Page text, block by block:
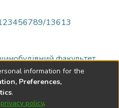
123456789/13613
факультет
information for the
Preferences,
.
privacy policy.